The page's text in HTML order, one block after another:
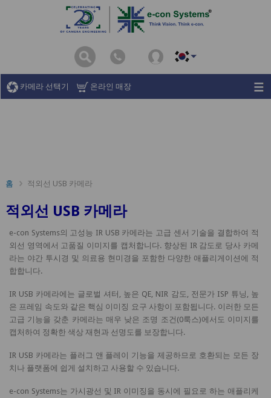
카메라 선택기 온라인 매장
홈 적외선 USB 카메라
적외선 USB 카메라
e-con Systems의 고성능 IR USB 카메라는 고급 센서 기술을 결합하여 적
외선 영역에서 고품질 이미지를 캡처합니다. 향상된 IR 감도로 당사 카메
라는 야간 투시경 및 의료용 현미경을 포함한 다양한 애플리게이션에 적
합합니다.
IR USB 카메라에는 글로벌 셔터, 높은 QE, NIR 감도, 전문가 ISP 튜닝, 높
은 프레임 속도와 같은 핵심 이미징 요구 사항이 포함됩니다. 이러한 모든
고급 기능을 갖춘 카메라는 매우 낮은 조명 조건(0룩스)에서도 이미지를
캡처하여 정확한 색상 재현과 선명도를 보장합니다.
IR USB 카메라는 플러그 앤 플레이 기능을 제공하므로 호환되는 모든 장
치나 플랫폼에 쉽게 설치하고 사용할 수 있습니다.
e-con Systems는 가시광선 및 IR 이미징을 동시에 필요로 하는 애플리케